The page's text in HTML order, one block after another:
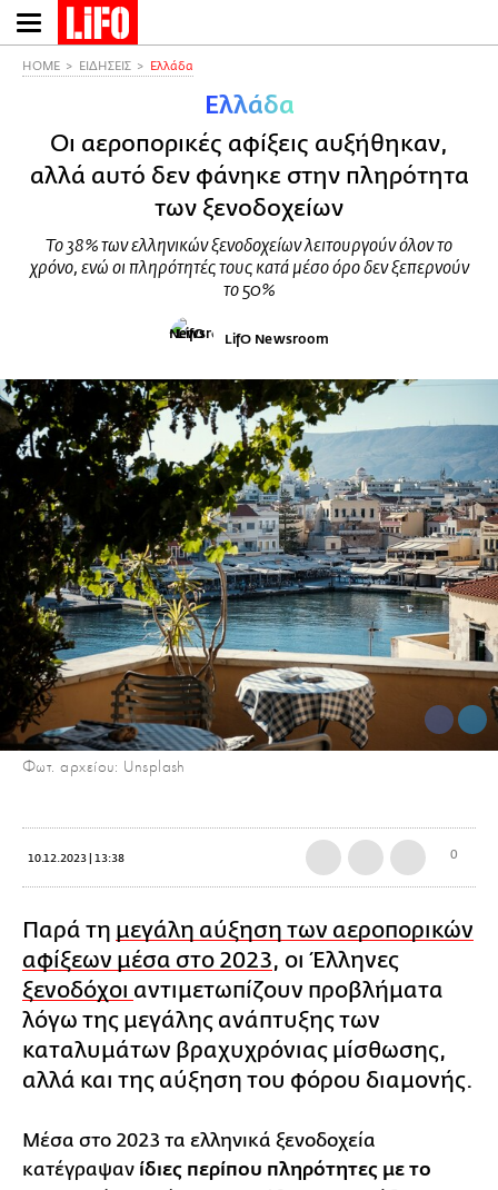
Παράκαμψη
προς
HOME ΕΙΔΗΣΕΙΣ Ελλάδα
Ελλάδα
Οι αεροπορικές αφίξεις αυξήθηκαν,
αλλά αυτό δεν φάνηκε στην πληρότητα
των ξενοδοχείων
To 38% των ελληνικών ξενοδοχείων λειτουργούν όλον το
χρόνο, ενώ οι πληρότητές τους κατά μέσο όρο δεν ξεπερνούν
το 50%
LifO Newsroom
Φωτ. αρχείου: Unsplash
10.12.2023 | 13:38 0
Παρά τη μεγάλη αύξηση των αεροπορικών
αφίξεων μέσα στο 2023, οι Έλληνες
ξενοδόχοι αντιμετωπίζουν προβλήματα
λόγω της μεγάλης ανάπτυξης των
καταλυμάτων βραχυχρόνιας μίσθωσης,
αλλά και της αύξηση του φόρου διαμονής.
Μέσα στο 2023 τα ελληνικά ξενοδοχεία
κατέγραψαν ίδιες περίπου πληρότητες με το